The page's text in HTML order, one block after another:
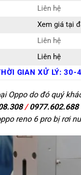
Liên hệ
Xem giá tại
Liên hệ
Liên hệ
GIAN XỬ LÝ: 30-
Oppo do đó quý
/0977.602.688
reno 6 pro bị rơi